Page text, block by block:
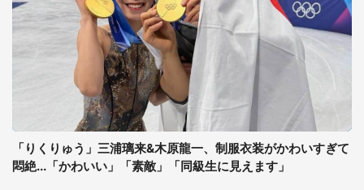
「りくりゅう」三浦璃来&木原龍一、制服衣装がかわいすぎて
悶絶...「かわいい」「素敵」「同級生に見えます」